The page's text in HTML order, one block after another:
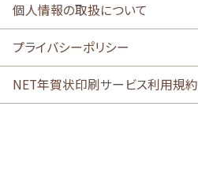
個人情報の取扱について
プライバシーポリシー
NET年賀状印刷サービス利用規約